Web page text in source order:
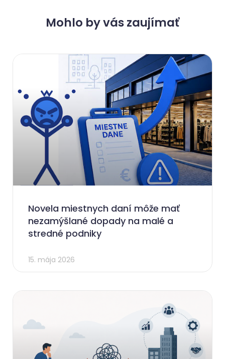
Mohlo by vás zaujímať
Novela miestnych daní môže mať
nezamýšlané dopady na malé a
stredné podniky
15. mája 2026